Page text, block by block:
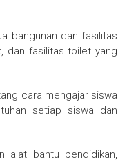
bangunan dan fasilitas
dan fasilitas toilet yang
cara mengajar siswa
setiap siswa dan
alat bantu pendidikan,